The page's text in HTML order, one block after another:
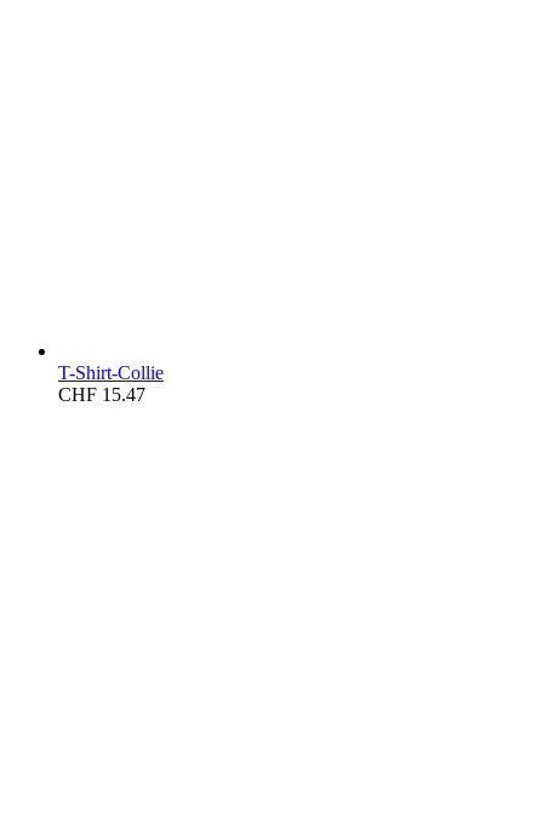
T-Shirt-Collie
CHF 15.47